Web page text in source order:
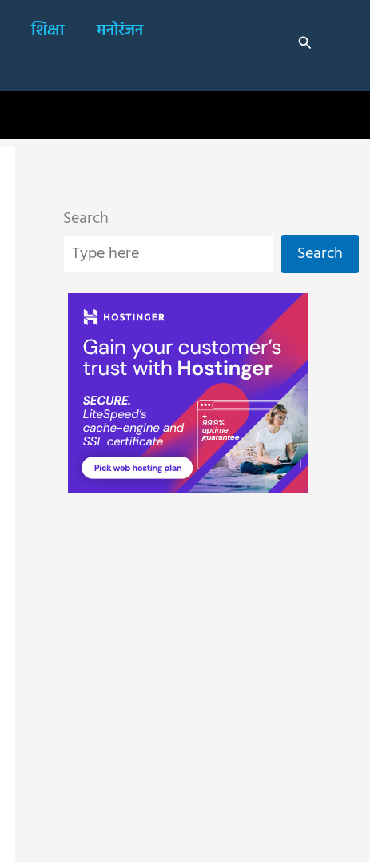
शिक्षा
मनोरंजन
Search
Search
Search